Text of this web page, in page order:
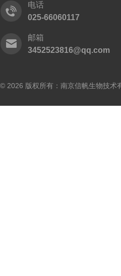
电话
025-66060117
邮箱
3452523816@qq.com
© 2026 版权所有：南京信帆生物技术